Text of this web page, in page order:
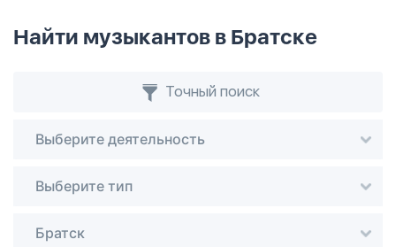
Найти музыкантов в Братске
Точный поиск
Выберите деятельность
Выберите тип
Братск